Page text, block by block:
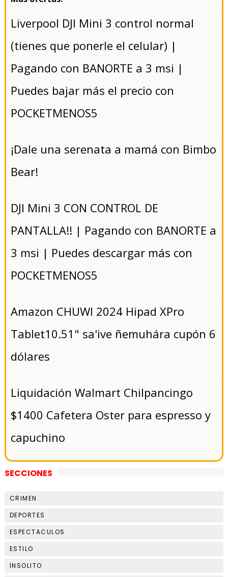
Liverpool DJI Mini 3 control normal
(tienes que ponerle el celular) |
Pagando con BANORTE a 3 msi |
Puedes bajar más el precio con
POCKETMENOS5
¡Dale una serenata a mamá con Bimbo
Bear!
DJI Mini 3 CON CONTROL DE
PANTALLA!! | Pagando con BANORTE a
3 msi | Puedes descargar más con
POCKETMENOS5
Amazon CHUWI 2024 Hipad XPro
Tablet10.51" sa'ive ñemuhára cupón 6
dólares
Liquidación Walmart Chilpancingo
$1400 Cafetera Oster para espresso y
capuchino
SECCIONES
CRIMEN
DEPORTES
ESPECTACULOS
ESTILO
INSOLITO